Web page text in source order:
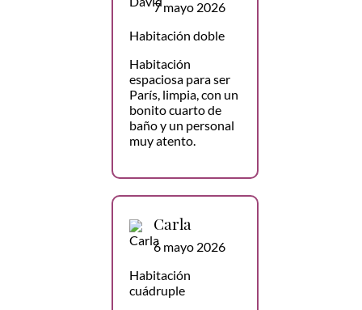
7 mayo 2026
Habitación doble
Habitación
espaciosa para ser
París, limpia, con un
bonito cuarto de
baño y un personal
muy atento.
Carla
6 mayo 2026
Habitación
cuádruple